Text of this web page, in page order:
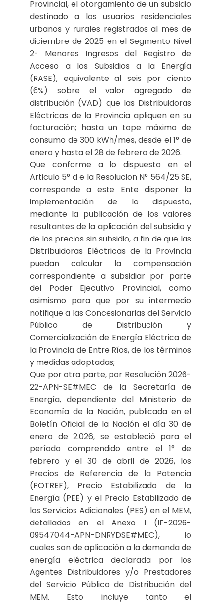
Provincial, el otorgamiento de un subsidio
destinado a los usuarios residenciales
urbanos y rurales registrados al mes de
diciembre de 2025 en el Segmento Nivel
2- Menores Ingresos del Registro de
Acceso a los Subsidios a la Energía
(RASE), equivalente al seis por ciento
(6%) sobre el valor agregado de
distribución (VAD) que las Distribuidoras
Eléctricas de la Provincia apliquen en su
facturación; hasta un tope máximo de
consumo de 300 kWh/mes, desde el 1° de
enero y hasta el 28 de febrero de 2026.
Que conforme a lo dispuesto en el
Articulo 5° d e la Resolucion N° 564/25 SE,
corresponde a este Ente disponer la
implementación de lo dispuesto,
mediante la publicación de los valores
resultantes de la aplicación del subsidio y
de los precios sin subsidio, a fin de que las
Distribuidoras Eléctricas de la Provincia
puedan calcular la compensación
correspondiente a subsidiar por parte
del Poder Ejecutivo Provincial, como
asimismo para que por su intermedio
notifique a las Concesionarias del Servicio
Público de Distribución y
Comercialización de Energía Eléctrica de
la Provincia de Entre Ríos, de los términos
y medidas adoptadas;
Que por otra parte, por Resolución 2026-
22-APN-SE#MEC de la Secretaría de
Energía, dependiente del Ministerio de
Economía de la Nación, publicada en el
Boletín Oficial de la Nación el día 30 de
enero de 2.026, se estableció para el
período comprendido entre el 1° de
febrero y el 30 de abril de 2026, los
Precios de Referencia de la Potencia
(POTREF), Precio Estabilizado de la
Energía (PEE) y el Precio Estabilizado de
los Servicios Adicionales (PES) en el MEM,
detallados en el Anexo I (IF-2026-
09547044-APN-DNRYDSE#MEC), lo
cuales son de aplicación a la demanda de
energía eléctrica declarada por los
Agentes Distribuidores y/o Prestadores
del Servicio Público de Distribución del
MEM. Esto incluye tanto el